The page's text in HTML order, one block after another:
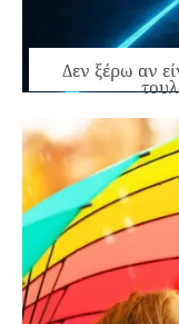
Δεν ξέρω αν